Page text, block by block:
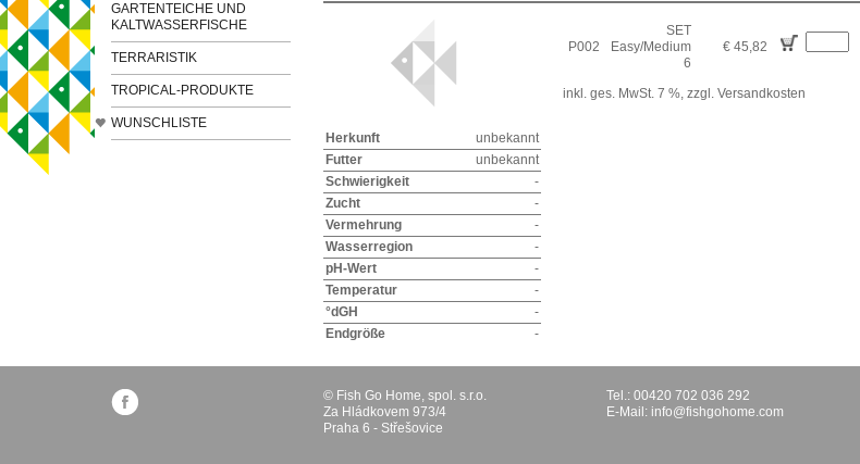
GARTENTEICHE UND
KALTWASSERFISCHE
TERRARISTIK
TROPICAL-PRODUKTE
WUNSCHLISTE
Herkunft
unbekannt
Futter
unbekannt
Schwierigkeit
-
Zucht
-
Vermehrung
-
Wasserregion
-
pH-Wert
-
Temperatur
-
°dGH
-
Endgröße
-
P002
SET
Easy/Medium
6
€ 45,82
inkl. ges. MwSt. 7 %, zzgl. Versandkosten
© Fish Go Home, spol. s.r.o.
Za Hládkovem 973/4
Praha 6 - Střešovice
Tel.: 00420 702 036 292
E-Mail: info@fishgohome.com